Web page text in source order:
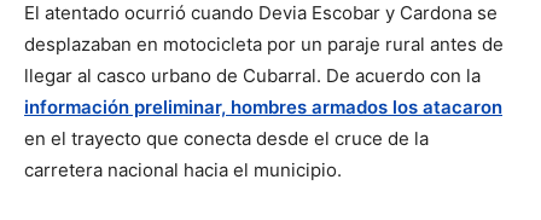
víctimas,
un niño
de 2
años
El atentado ocurrió cuando Devia Escobar y Cardona se
desplazaban en motocicleta por un paraje rural antes de
llegar al casco urbano de Cubarral. De acuerdo con la
información preliminar, hombres armados los atacaron
en el trayecto que conecta desde el cruce de la
carretera nacional hacia el municipio.